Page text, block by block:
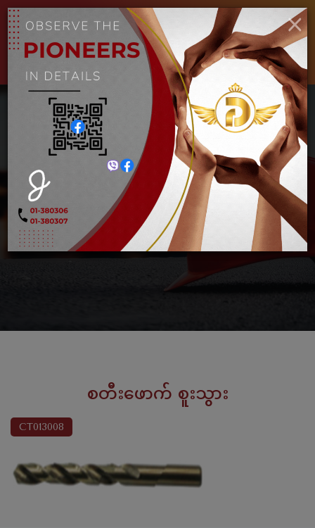
MYANMAR
Toggle
စတီးဖောက် စူးသွား
Home စတီးဖောက် စူးသွား
စတီးဖောက် စူးသွား
CT013008
×